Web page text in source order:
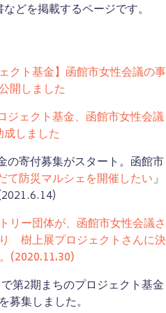
どを掲載するページです。
クト基金】函館市女性会議の事
開しました
ジェクト基金、函館市女性会議
成しました
の寄付募集がスタート。函館市
て防災マルシェを開催したい」
ー団体が、函館市女性会議さ
樹上展プロジェクトさんに決
(2020.11.30)
第2期まちのプロジェクト基金
募集しました。